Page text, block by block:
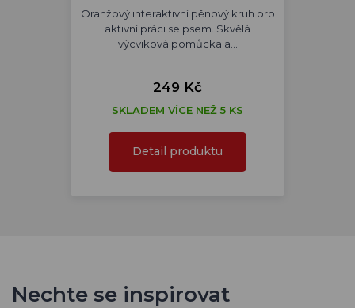
Oranžový interaktivní pěnový kruh pro
aktivní práci se psem. Skvělá
výcviková pomůcka a…
249 Kč
SKLADEM VÍCE NEŽ 5 KS
Detail produktu
Nechte se inspirovat